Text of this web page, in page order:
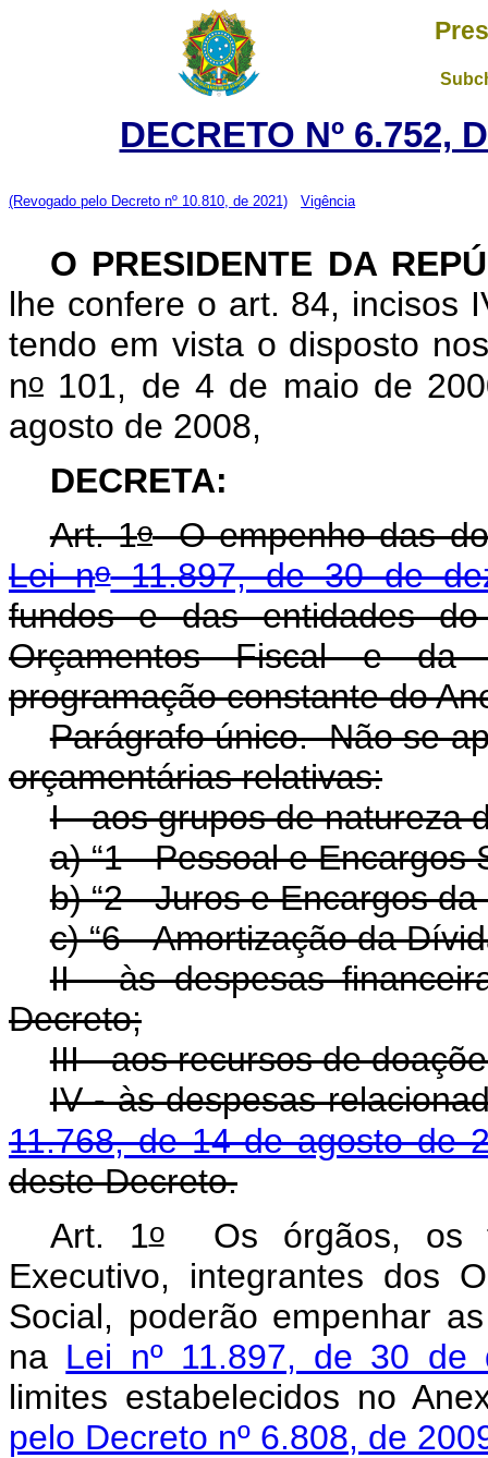
DECRETO Nº 6.752,
(Revogado pelo Decreto nº 10.810, de 2021) Vigência
O PRESIDENTE DA
lhe confere o art. 84, incisos
tendo em vista o disposto
no 101, de 4 de maio de
agosto de 2008,
DECRETA:
Art. 1oO empenho das
Lei no11.897, de 30 de
fundos e das entidades
Orçamentos Fiscal e da
programação constante do
Parágrafo único. Não se
orçamentárias relativas:
I - aos grupos de natureza
a) “1 - Pessoal e Encargos
b) “2 - Juros e Encargos da
c) “6 - Amortização da
II - às despesas
Decreto;
III - aos recursos de
IV - às despesas
11.768, de 14 de agosto de
deste Decreto.
Art. 1oOs órgãos, os
Executivo, integrantes dos
Social, poderão empenhar
na Lei nº 11.897, de 30 de
limites estabelecidos no
pelo Decreto nº 6.808, de